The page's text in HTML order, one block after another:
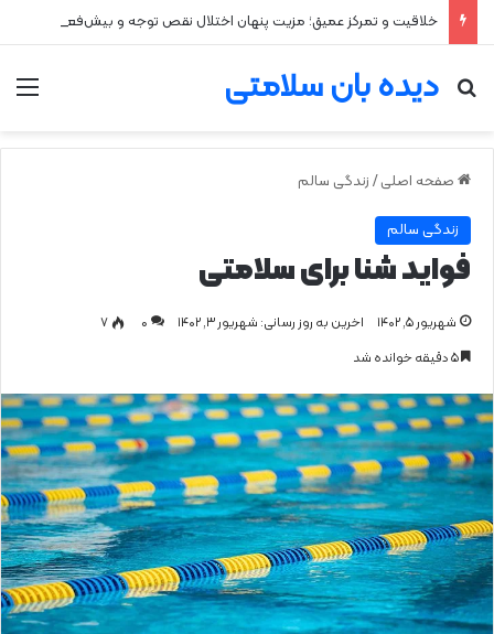
خلاقیت و تمرکز عمیق؛ مزیت پنهان اختلال نقص توجه و بیش‌فعالی
دیده بان سلامتی
جستجو برای
صفحه اصلی / زندگی سالم
زندگی سالم
فواید شنا برای سلامتی
شهریور ۵, ۱۴۰۲ اخرین به روز رسانی: شهریور ۳, ۱۴۰۲ 0
۷